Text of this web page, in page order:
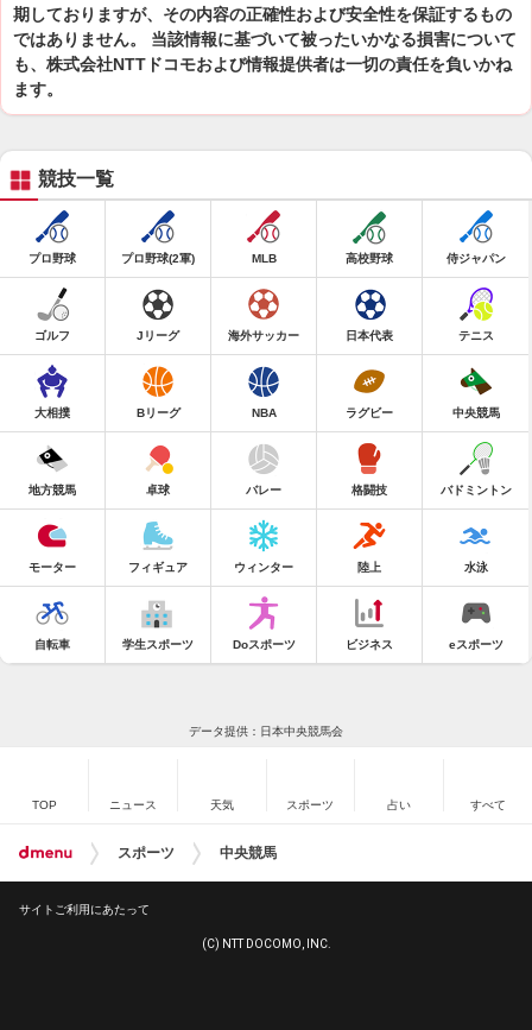
期しておりますが、その内容の正確性および安全性を保証するもの
ではありません。 当該情報に基づいて被ったいかなる損害について
も、株式会社NTTドコモおよび情報提供者は一切の責任を負いかね
ます。
競技一覧
プロ野球 プロ野球(2軍) MLB 高校野球 侍ジャパン
ゴルフ Jリーグ 海外サッカー 日本代表 テニス
大相撲 Bリーグ NBA ラグビー 中央競馬
地方競馬 卓球 バレー 格闘技 バドミントン
モーター フィギュア ウィンター 陸上 水泳
自転車 学生スポーツ Doスポーツ ビジネス eスポーツ
データ提供：日本中央競馬会
TOP ニュース 天気 スポーツ 占い すべて
スポーツ 中央競馬
サイトご利用にあたって
(C) NTT DOCOMO, INC.